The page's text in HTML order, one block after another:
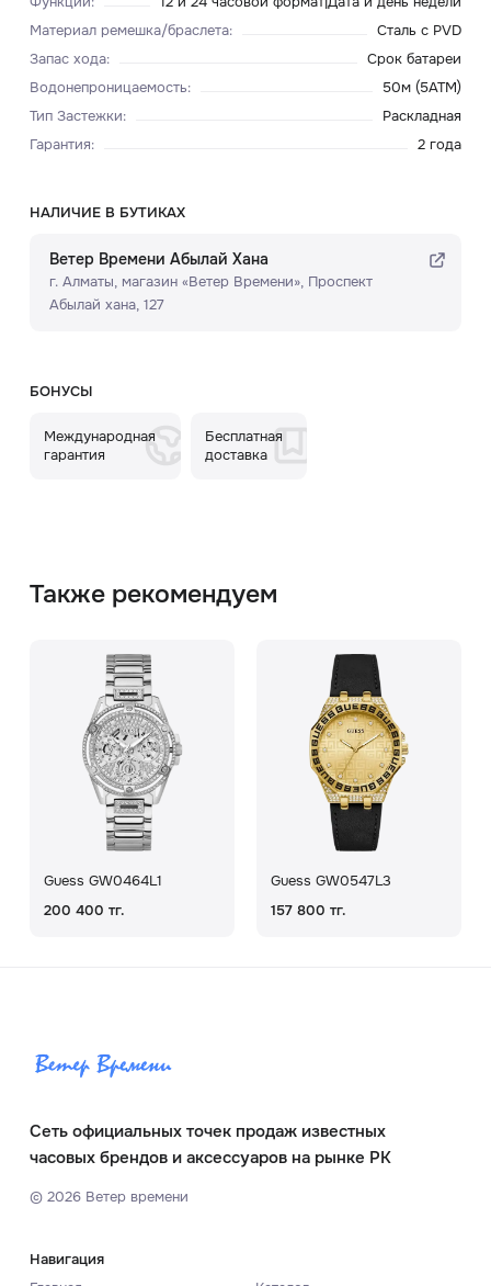
Материал ремешка/браслета:
Сталь с PVD
Запас хода:
Срок батареи
Водонепроницаемость:
50м (5ATM)
Тип Застежки:
Раскладная
Гарантия: 2 года
НАЛИЧИЕ В БУТИКАХ
Ветер Времени Абылай Хана
г. Алматы, ​магазин «Ветер Времени»​, Проспект
Абылай хана, 127
БОНУСЫ
Международная
гарантия
Бесплатная
доставка
Также рекомендуем
Guess GW0464L1
200 400 тг.
Guess GW0547L3
157 800 тг.
Сеть официальных точек продаж известных
часовых брендов и аксессуаров на рынке РК
© 2026Ветер времени
Навигация